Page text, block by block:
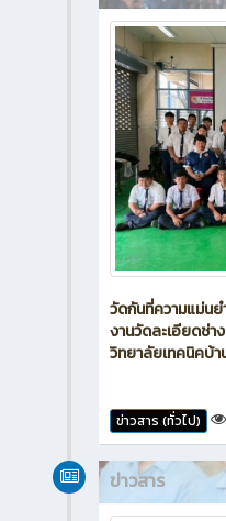
วัดกันที่ความแม่น
งานวัดละเอียดช่
วิทยาลัยเทคนิคบ้า
ข่าวสาร (ทั่วไป)
ข่าวสาร